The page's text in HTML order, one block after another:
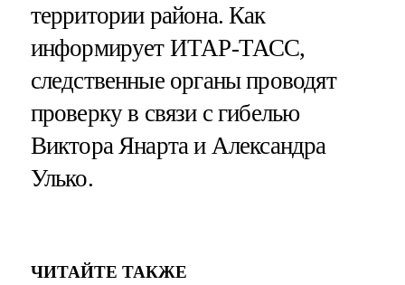
территории района. Как
информирует ИТАР-ТАСС,
следственные органы проводят
проверку в связи с гибелью
Виктора Янарта и Александра
Улько.
ЧИТАЙТЕ ТАКЖЕ